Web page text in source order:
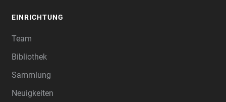
EINRICHTUNG
Team
Bibliothek
Sammlung
Neuigkeiten